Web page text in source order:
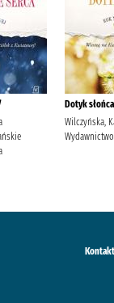
Dotyk
Wilczyńska,
Kontakt